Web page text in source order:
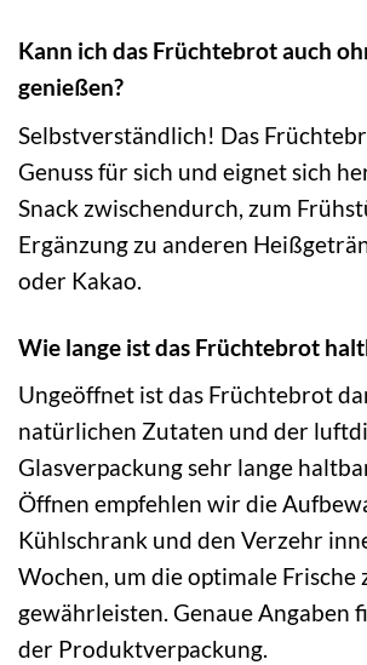
Kann ich das Früchtebrot auch
genießen?
Selbstverständlich! Das
Genuss für sich und eignet sich
Snack zwischendurch, zum
Ergänzung zu anderen
oder Kakao.
Wie lange ist das Früchtebrot
Ungeöffnet ist das Früchtebrot
natürlichen Zutaten und der
Glasverpackung sehr lange
Öffnen empfehlen wir die
Kühlschrank und den Verzehr
Wochen, um die optimale Frische
gewährleisten. Genaue Angaben
der Produktverpackung.